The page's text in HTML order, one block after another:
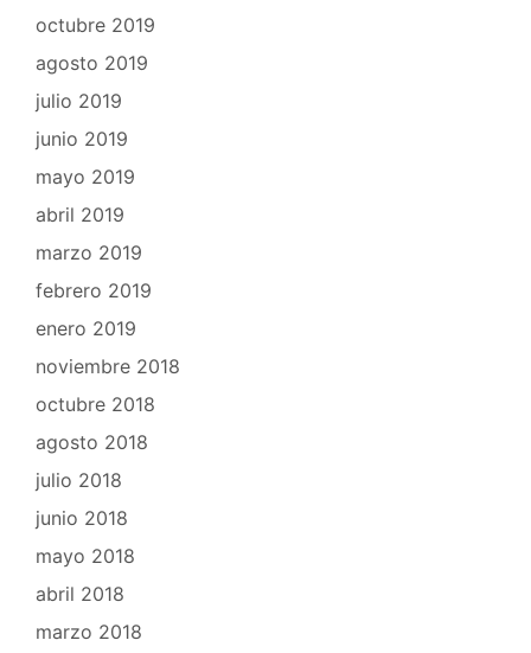
octubre 2019
agosto 2019
julio 2019
junio 2019
mayo 2019
abril 2019
marzo 2019
febrero 2019
enero 2019
noviembre 2018
octubre 2018
agosto 2018
julio 2018
junio 2018
mayo 2018
abril 2018
marzo 2018